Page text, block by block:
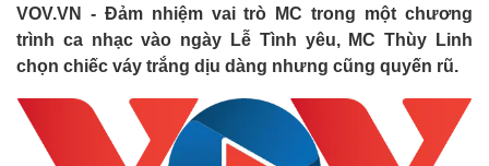
Việc làm
Biển đảo
VOV.VN - Đảm nhiệm vai trò MC trong một chương
trình ca nhạc vào ngày Lễ Tình yêu, MC Thùy Linh
chọn chiếc váy trắng dịu dàng nhưng cũng quyến rũ.